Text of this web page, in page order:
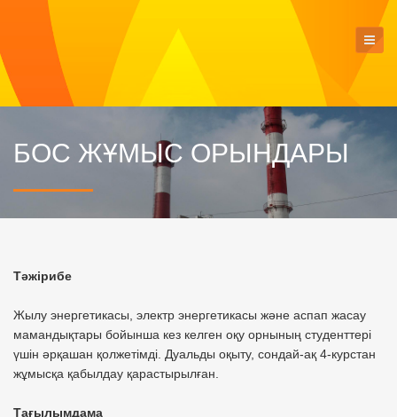
БОС ЖҰМЫС ОРЫНДАРЫ
Тәжірибе
Жылу энергетикасы, электр энергетикасы және аспап жасау
мамандықтары бойынша кез келген оқу орнының студенттері
үшін әрқашан қолжетімді. Дуальды оқыту, сондай-ақ 4-курстан
жұмысқа қабылдау қарастырылған.
Тағылымдама